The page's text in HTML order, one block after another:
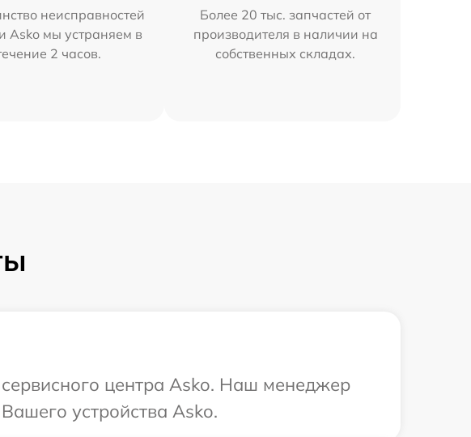
неисправностей
Asko мы устраняем в
2 часов.
Более 20 тыс. запчастей от
производителя в наличии на
собственных складах.
центра Asko. Наш менеджер
устройства Asko.